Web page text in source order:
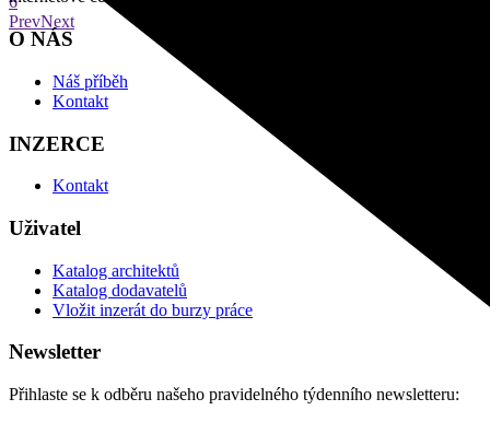
PrevNext
O NÁS
Náš příběh
Kontakt
INZERCE
Kontakt
Uživatel
Katalog architektů
Katalog dodavatelů
Vložit inzerát do burzy práce
Newsletter
Přihlaste se k odběru našeho pravidelného týdenního newsletteru: